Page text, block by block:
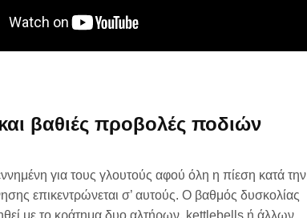
βαθιές προβολές ποδιών
για τους γλουτούς αφού όλη η πίεση κατά την
επικεντρώνεται σ’ αυτούς. Ο βαθμός δυσκολίας